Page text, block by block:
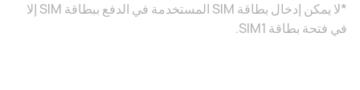
*لا يمكن إدخال بطاقة SIM المستخدمة في الدفع ببطاقة SIM إلا
في فتحة بطاقة SIM1.